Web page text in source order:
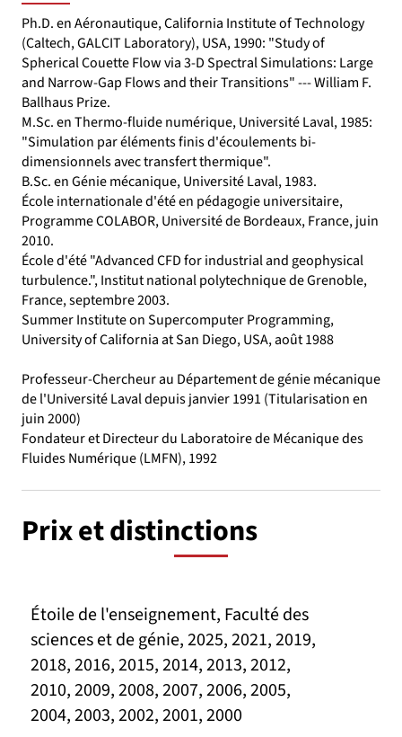
Ph.D. en Aéronautique, California Institute of Technology
(Caltech, GALCIT Laboratory), USA, 1990: "Study of
Spherical Couette Flow via 3-D Spectral Simulations: Large
and Narrow-Gap Flows and their Transitions" --- William F.
Ballhaus Prize.
M.Sc. en Thermo-fluide numérique, Université Laval, 1985:
"Simulation par éléments finis d'écoulements bi-
dimensionnels avec transfert thermique".
B.Sc. en Génie mécanique, Université Laval, 1983.
École internationale d'été en pédagogie universitaire,
Programme COLABOR, Université de Bordeaux, France, juin
2010.
École d'été "Advanced CFD for industrial and geophysical
turbulence.", Institut national polytechnique de Grenoble,
France, septembre 2003.
Summer Institute on Supercomputer Programming,
University of California at San Diego, USA, août 1988
Professeur-Chercheur au Département de génie mécanique
de l'Université Laval depuis janvier 1991 (Titularisation en
juin 2000)
Fondateur et Directeur du Laboratoire de Mécanique des
Fluides Numérique (LMFN), 1992
Prix et distinctions
Étoile de l'enseignement, Faculté des
sciences et de génie, 2025, 2021, 2019,
2018, 2016, 2015, 2014, 2013, 2012,
2010, 2009, 2008, 2007, 2006, 2005,
2004, 2003, 2002, 2001, 2000